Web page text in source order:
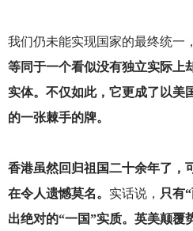
我们仍未能实现国家的最终统一
等同于一个看似没有独立实际上
实体。不仅如此，它更成了以美
的一张棘手的牌。
香港虽然回归祖国二十余年了，
在令人遗憾莫名。 实话说， 只有
出绝对的“一国”实质。英美颠覆